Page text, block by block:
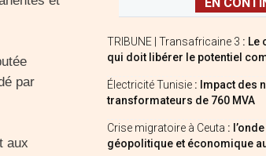
par
aux
TRIBUNE | Transafricaine 3 : Le
qui doit libérer le potentiel
Électricité Tunisie : Impact des
transformateurs de 760 MVA
Crise migratoire à Ceuta :
géopolitique et économique